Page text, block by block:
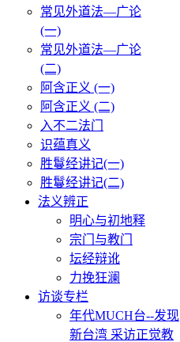
常见外道法—广论
(一)
常见外道法—广论
(二)
阿含正义 (一)
阿含正义 (二)
入不二法门
识蕴真义
胜鬘经讲记(一)
胜鬘经讲记(二)
法义辨正
明心与初地释
宗门与教门
坛经辩讹
力挽狂澜
访谈专栏
年代MUCH台--发现
新台湾 采访正觉教